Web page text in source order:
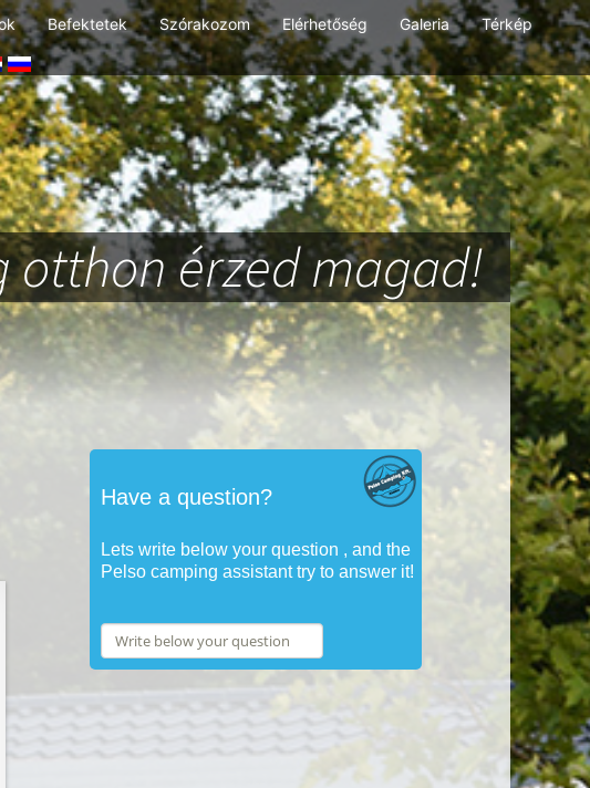
Befektetek Szórakozom Elérhetőség Galeria Térkép
otthon érzed magad!
Have a question?
Lets write below your question , and the
Pelso camping assistant try to answer it!